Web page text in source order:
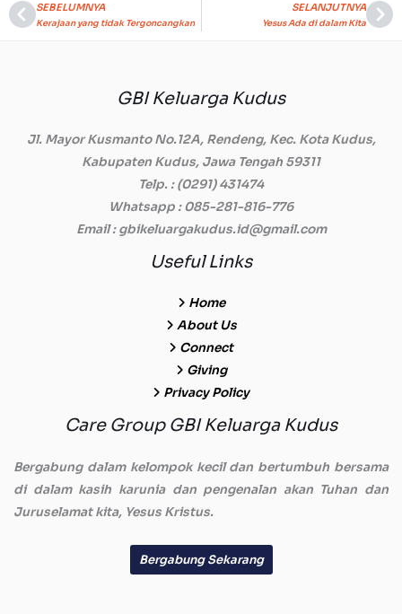
Prev
SEBELUMNYA
Kerajaan yang tidak Tergoncangkan
SELANJUTNYA
Yesus Ada di dalam Kita
GBI Keluarga Kudus
Jl. Mayor Kusmanto No.12A, Rendeng, Kec. Kota Kudus,
Kabupaten Kudus, Jawa Tengah 59311
Telp. : (0291) 431474
Whatsapp : 085-281-816-776
Email: gbikeluargakudus.id@gmail.com
Useful Links
Home
About Us
Connect
Giving
Privacy Policy
Care Group GBI Keluarga Kudus
Bergabung dalam kelompok kecil dan bertumbuh bersama
di dalam kasih karunia dan pengenalan akan Tuhan dan
Juruselamat kita, Yesus Kristus.
Bergabung Sekarang